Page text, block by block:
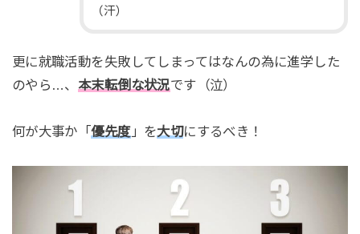
（汗）
更に就職活動を失敗してしまってはなんの為に進学した
のやら…、 本末転倒な状況です（泣）
何が大事か「優先度」を大切にするべき！